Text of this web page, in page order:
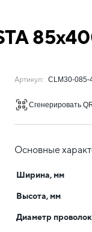
Артикул: CLM30-085-
Сгенерировать
Основные
Ширина, мм
Высота, мм
Диаметр